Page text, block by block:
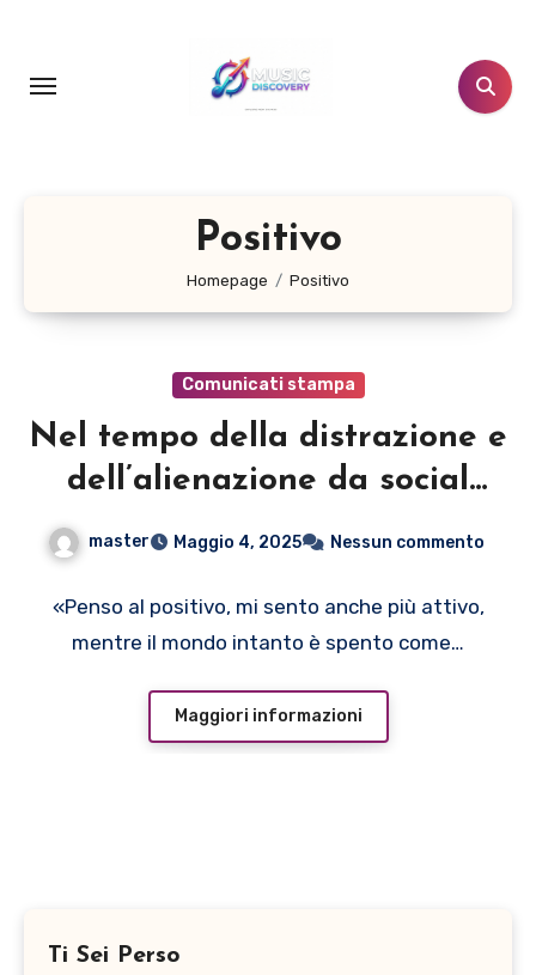
contenuto
Positivo
Homepage Positivo
Comunicati stampa
Nel tempo della distrazione e
dell’alienazione da social
media, Rames ci invita a
master Maggio 4, 2025 Nessun commento
«Penso al positivo, mi sento anche più attivo,
mentre il mondo intanto è spento come…
Maggiori informazioni
Ti Sei Perso